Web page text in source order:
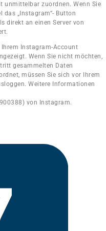
unmittelbar zuordnen. Wenn Sie
„Instagram“- Button
direkt an einen Server von
Instagram-Account
Wenn Sie nicht möchten,
gesammelten Daten
müssen Sie sich vor Ihrem
Weitere Informationen
von Instagram.